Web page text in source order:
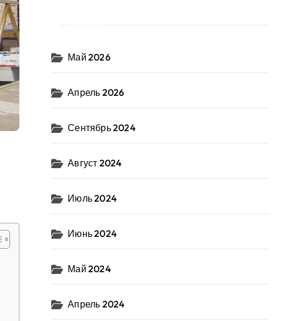
Май 2026
Апрель 2026
Сентябрь 2024
Август 2024
Июль 2024
Июнь 2024
Май 2024
Апрель 2024